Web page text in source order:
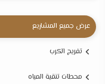
عرض جميع المشاريع
تفريج الكرب
محطات تنقية المياه